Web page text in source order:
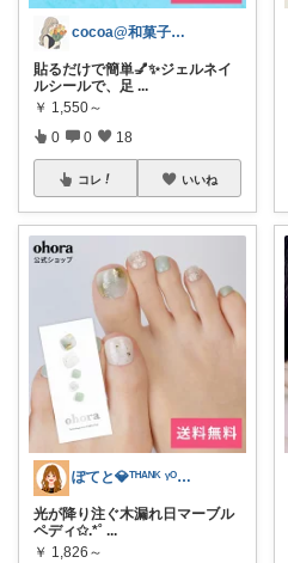
cocoa@和菓子大好き
貼るだけで簡単💅✨ジェルネイ
ルシールで、足 ...
￥ 1,550～
0 0 18
コレ いいね
ぽてと💎ᵀᴴᴬᴺᴷ ᵞᴼᵁ ◡̈
光が降り注ぐ木漏れ日マーブル
ペディ✩.*˚ ...
￥ 1,826～